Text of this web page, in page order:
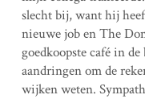
slecht bij, want hij
nieuwe job en The
goedkoopste café in
aandringen om de
wijken weten.